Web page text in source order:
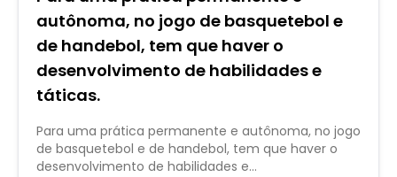
autônoma, no jogo de basquetebol e
de handebol, tem que haver o
desenvolvimento de habilidades e
táticas.
Para uma prática permanente e autônoma, no jogo
de basquetebol e de handebol, tem que haver o
desenvolvimento de habilidades e...